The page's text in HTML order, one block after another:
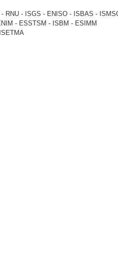
RNU - ISGS - ENISO - ISBAS -
- ESSTSM - ISBM - ESIMM